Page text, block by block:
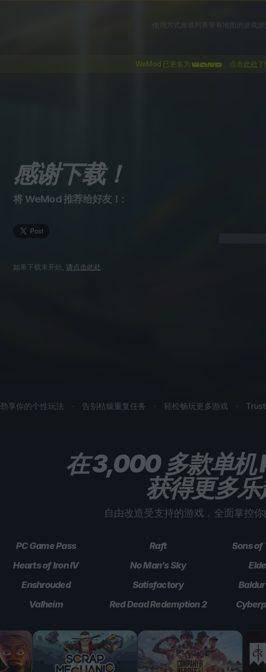
使用方式 游戏列表 带有地图的游戏游
WeMod 已更名为 。点击此处了
感谢下载！
将 WeMod 推荐给好友！:
如果下载未开始, 请点击此处.
劲享你的个性玩法 告别枯燥重复任务 轻松畅玩更多游戏
在 3,000 多款单机
获得更多乐
自由改造受支持的游戏，全面掌控你
PC Game Pass Raft Sons of
Hearts of Iron IV
No Man’s Sky
Enshrouded
Satisfactory
Valheim
Red Dead Redemption 2